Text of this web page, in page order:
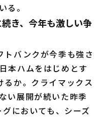
る。
き、今年も激しい争
バンクが今季も強さ
本ハムをはじめとす
か。クライマックス
い展開が続いた昨季
においても、シーズ